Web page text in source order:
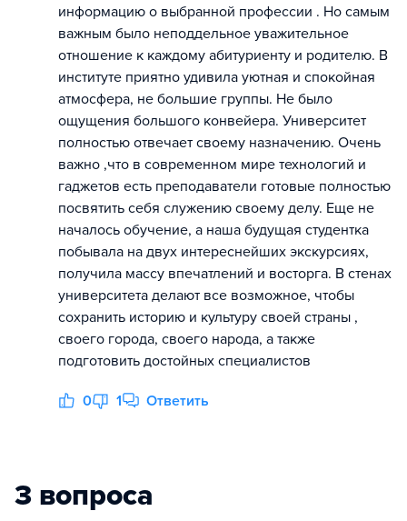
информацию о выбранной профессии . Но самым
важным было неподдельное уважительное
отношение к каждому абитуриенту и родителю. В
институте приятно удивила уютная и спокойная
атмосфера, не большие группы. Не было
ощущения большого конвейера. Университет
полностью отвечает своему назначению. Очень
важно ,что в современном мире технологий и
гаджетов есть преподаватели готовые полностью
посвятить себя служению своему делу. Еще не
началось обучение, а наша будущая студентка
побывала на двух интереснейших экскурсиях,
получила массу впечатлений и восторга. В стенах
университета делают все возможное, чтобы
сохранить историю и культуру своей страны ,
своего города, своего народа, а также
подготовить достойных специалистов
0 1 Ответить
3 вопроса